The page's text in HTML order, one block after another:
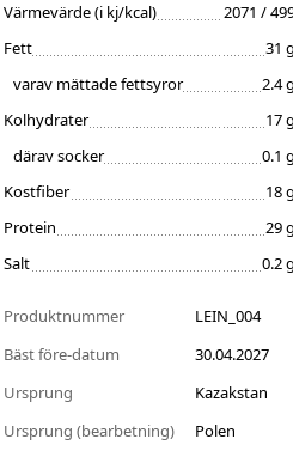
Värmevärde (i kj/kcal)
2071 /
Fett
31 g
varav mättade fettsyror
2.4 g
Kolhydrater
17 g
därav socker
0.1 g
Kostfiber
18 g
Protein
29 g
Salt
0.2 g
Produktnummer
LEIN_004
Bäst före-datum
30.04.2027
Ursprung
Kazakstan
Ursprung (bearbetning)
Polen